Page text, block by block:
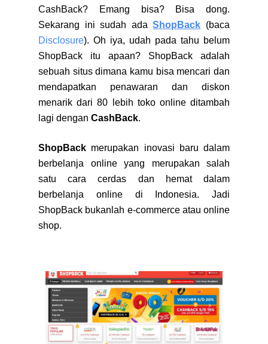
CashBack? Emang bisa? Bisa dong.
Sekarang ini sudah adaShopBack (baca
Disclosure). Oh iya, udah pada tahu belum
ShopBack itu apaan? ShopBack adalah
sebuah situs dimana kamu bisa mencari dan
mendapatkan penawaran dan diskon
menarik dari 80 lebih toko online ditambah
lagi dengan CashBack.
ShopBack merupakan inovasi baru dalam
berbelanja online yang merupakan salah
satu cara cerdas dan hemat dalam
berbelanja online di Indonesia. Jadi
ShopBack bukanlah e-commerce atau online
shop.